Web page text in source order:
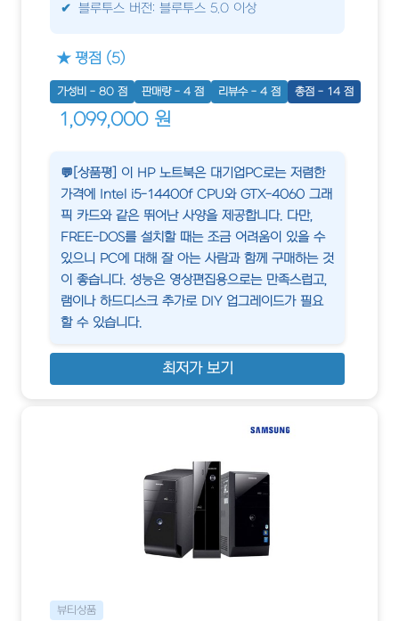
블루투스 버전: 블루투스 5.0 이상
★ 평점 (5)
가성비 - 80 점 판매량 - 4 점 리뷰수 - 4 점 총점 - 14 점
1,099,000 원
💬[상품평] 이 HP 노트북은 대기업PC로는 저렴한
가격에 Intel i5-14400f CPU와 GTX-4060 그래
픽 카드와 같은 뛰어난 사양을 제공합니다. 다만,
FREE-DOS를 설치할 때는 조금 어려움이 있을 수
있으니 PC에 대해 잘 아는 사람과 함께 구매하는 것
이 좋습니다. 성능은 영상편집용으로는 만족스럽고,
램이나 하드디스크 추가로 DIY 업그레이드가 필요
할 수 있습니다.
최저가 보기
뷰티상품